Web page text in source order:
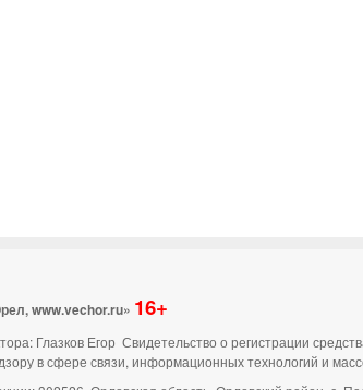
www.vechor.ru» 16+
Глазков Егор Свидетельство о регистрации
в сфере связи, информационных технологий и